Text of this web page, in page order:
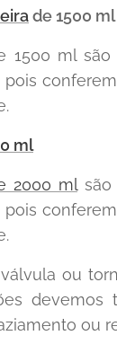
de 1500 ml
1500 ml
ml
2000 mlsão
ou
ou